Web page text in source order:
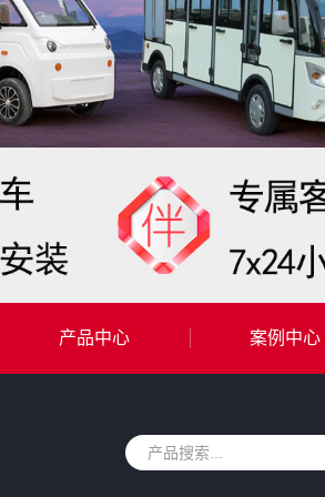
产品中心 案例中心